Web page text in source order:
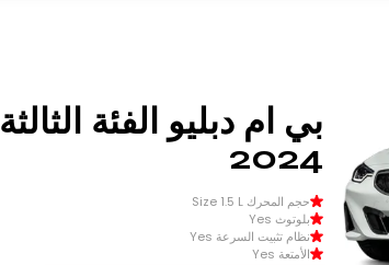
بي ام دبليو الفئة الثالثة
2024
حجم المحرك Size 1.5 L
بلوتوث Yes
نظام تثبيت السرعة Yes
الأمتعة Yes